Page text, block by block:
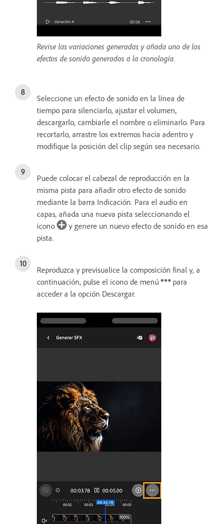
Revise las variaciones generadas y añada uno de los
efectos de sonido generados a la cronología.
Seleccione un efecto de sonido en la línea de
tiempo para silenciarlo, ajustar el volumen,
descargarlo, cambiarle el nombre o eliminarlo. Para
recortarlo, arrastre los extremos hacia adentro y
modifique la posición del clip según sea necesario.
Puede colocar el cabezal de reproducción en la
misma pista para añadir otro efecto de sonido
mediante la barra Indicación. Para el audio en
capas, añada una nueva pista seleccionando el
icono
y genere un nuevo efecto de sonido en esa
pista.
Reproduzca y previsualice la composición final y, a
continuación, pulse el icono de menú
para
acceder a la opción Descargar.